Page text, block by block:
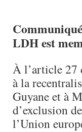
LDH est
À l’article 27
à la
Guyane et à
d’exclusion
l’Union